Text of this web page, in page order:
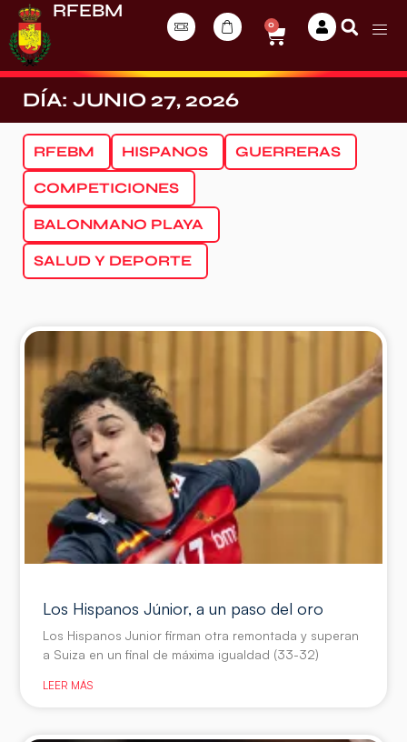
RFEBM
0
DÍA: JUNIO 27, 2026
RFEBM HISPANOS GUERRERAS
COMPETICIONES
BALONMANO PLAYA
SALUD Y DEPORTE
Los Hispanos Júnior, a un paso del oro
Los Hispanos Junior firman otra remontada y superan
a Suiza en un final de máxima igualdad (33-32)
LEER MÁS